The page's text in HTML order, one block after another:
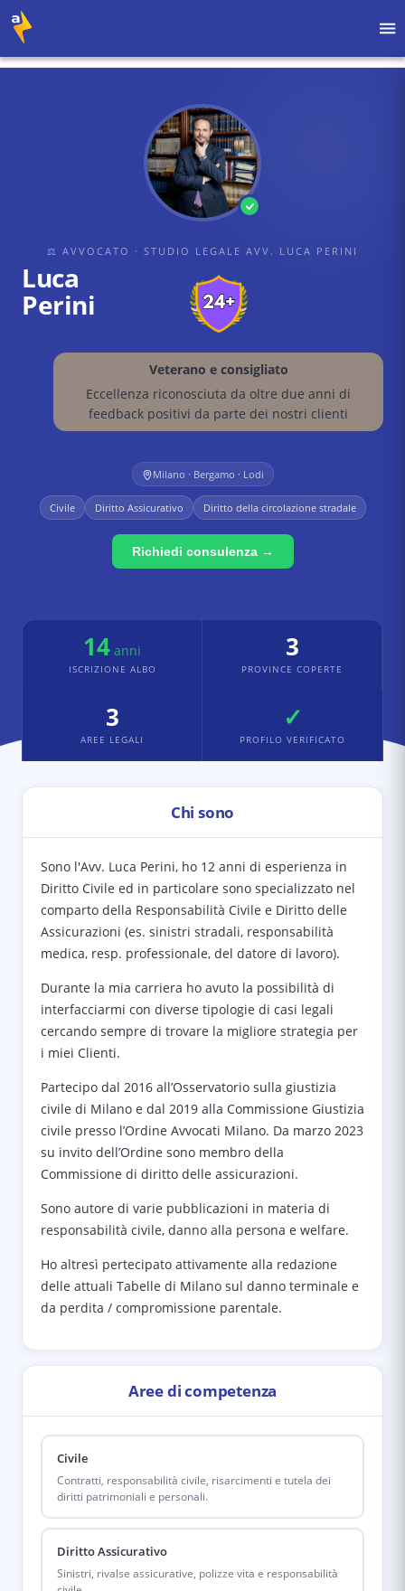
⚖ AVVOCATO · STUDIO LEGALE AVV. LUCA PERINI
Luca
Perini
Veterano e consigliato
Eccellenza riconosciuta da oltre due anni di
feedback positivi da parte dei nostri clienti
Milano · Bergamo · Lodi
Civile Diritto Assicurativo Diritto della circolazione stradale
Richiedi consulenza →
14 anni
ISCRIZIONE ALBO
3
PROVINCE COPERTE
3
AREE LEGALI
✓
PROFILO VERIFICATO
Chi sono
Sono l'Avv. Luca Perini, ho 12 anni di esperienza in
Diritto Civile ed in particolare sono specializzato nel
comparto della Responsabilità Civile e Diritto delle
Assicurazioni (es. sinistri stradali, responsabilità
medica, resp. professionale, del datore di lavoro).
Durante la mia carriera ho avuto la possibilità di
interfacciarmi con diverse tipologie di casi legali
cercando sempre di trovare la migliore strategia per
i miei Clienti.
Partecipo dal 2016 all’Osservatorio sulla giustizia
civile di Milano e dal 2019 alla Commissione Giustizia
civile presso l’Ordine Avvocati Milano. Da marzo 2023
su invito dell’Ordine sono membro della
Commissione di diritto delle assicurazioni.
Sono autore di varie pubblicazioni in materia di
responsabilità civile, danno alla persona e welfare.
Ho altresì pertecipato attivamente alla redazione
delle attuali Tabelle di Milano sul danno terminale e
da perdita / compromissione parentale.
Aree di competenza
Civile
Contratti, responsabilità civile, risarcimenti e tutela dei
diritti patrimoniali e personali.
Diritto Assicurativo
Sinistri, rivalse assicurative, polizze vita e responsabilità